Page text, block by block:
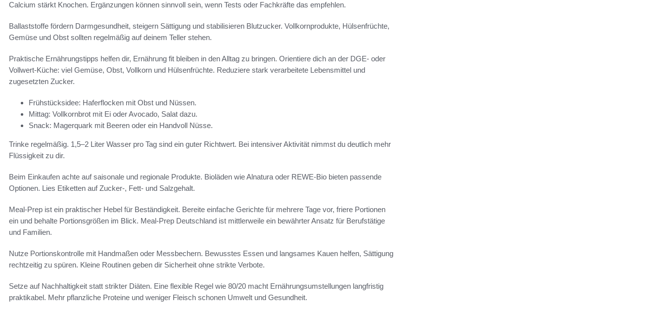
Calcium stärkt Knochen. Ergänzungen können sinnvoll sein, wenn Tests oder Fachkräfte das empfehlen.
Ballaststoffe fördern Darmgesundheit, steigern Sättigung und stabilisieren Blutzucker. Vollkornprodukte, Hülsenfrüchte,
Gemüse und Obst sollten regelmäßig auf deinem Teller stehen.
Praktische Ernährungstipps helfen dir, Ernährung fit bleiben in den Alltag zu bringen. Orientiere dich an der DGE- oder
Vollwert-Küche: viel Gemüse, Obst, Vollkorn und Hülsenfrüchte. Reduziere stark verarbeitete Lebensmittel und
zugesetzten Zucker.
Frühstücksidee: Haferflocken mit Obst und Nüssen.
Mittag: Vollkornbrot mit Ei oder Avocado, Salat dazu.
Snack: Magerquark mit Beeren oder ein Handvoll Nüsse.
Trinke regelmäßig. 1,5–2 Liter Wasser pro Tag sind ein guter Richtwert. Bei intensiver Aktivität nimmst du deutlich mehr
Flüssigkeit zu dir.
Beim Einkaufen achte auf saisonale und regionale Produkte. Bioläden wie Alnatura oder REWE-Bio bieten passende
Optionen. Lies Etiketten auf Zucker-, Fett- und Salzgehalt.
Meal-Prep ist ein praktischer Hebel für Beständigkeit. Bereite einfache Gerichte für mehrere Tage vor, friere Portionen
ein und behalte Portionsgrößen im Blick. Meal-Prep Deutschland ist mittlerweile ein bewährter Ansatz für Berufstätige
und Familien.
Nutze Portionskontrolle mit Handmaßen oder Messbechern. Bewusstes Essen und langsames Kauen helfen, Sättigung
rechtzeitig zu spüren. Kleine Routinen geben dir Sicherheit ohne strikte Verbote.
Setze auf Nachhaltigkeit statt strikter Diäten. Eine flexible Regel wie 80/20 macht Ernährungsumstellungen langfristig
praktikabel. Mehr pflanzliche Proteine und weniger Fleisch schonen Umwelt und Gesundheit.